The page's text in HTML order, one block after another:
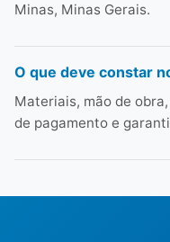
Minas, Minas Gerais.
O que deve constar
Materiais, mão de
de pagamento e